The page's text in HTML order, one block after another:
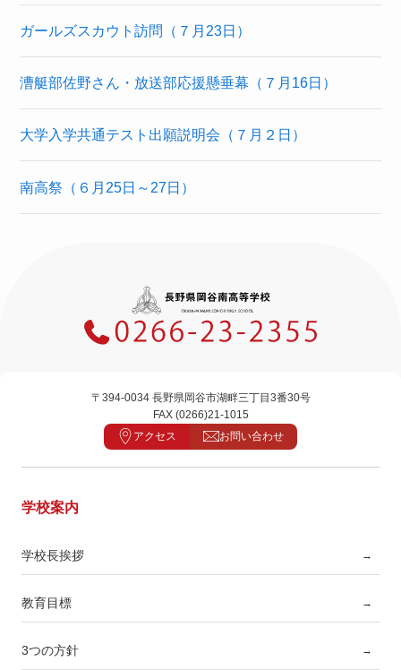
ガールズスカウト訪問（７月23日）
漕艇部佐野さん・放送部応援懸垂幕（７月16日）
大学入学共通テスト出願説明会（７月２日）
南高祭（６月25日～27日）
〒394-0034 長野県岡谷市湖畔三丁目3番30号
FAX (0266)21-1015
アクセス
お問い合わせ
学校案内
学校長挨拶 →
教育目標 →
3つの方針 →